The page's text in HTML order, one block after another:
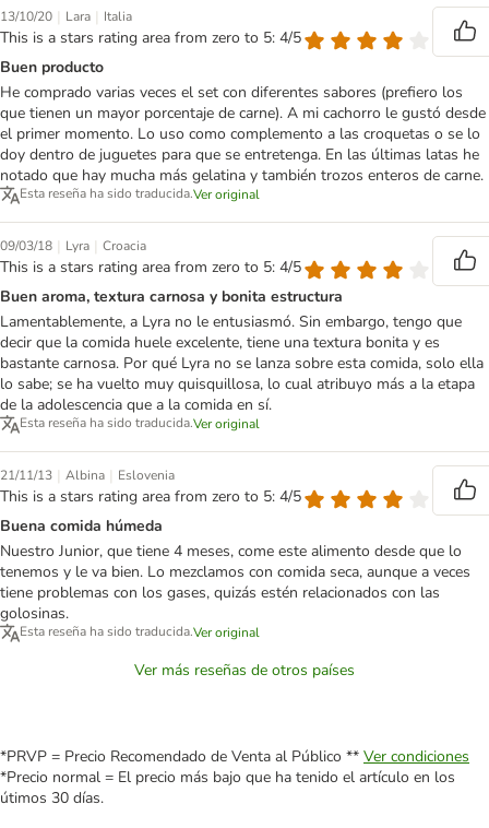
13/10/20 | Lara | Italia
This is a stars rating area from zero to 5: 4/5
Buen producto
He comprado varias veces el set con diferentes sabores (prefiero los
que tienen un mayor porcentaje de carne). A mi cachorro le gustó desde
el primer momento. Lo uso como complemento a las croquetas o se lo
doy dentro de juguetes para que se entretenga. En las últimas latas he
notado que hay mucha más gelatina y también trozos enteros de carne.
Esta reseña ha sido traducida.Ver original
09/03/18 | Lyra | Croacia
This is a stars rating area from zero to 5: 4/5
Buen aroma, textura carnosa y bonita estructura
Lamentablemente, a Lyra no le entusiasmó. Sin embargo, tengo que
decir que la comida huele excelente, tiene una textura bonita y es
bastante carnosa. Por qué Lyra no se lanza sobre esta comida, solo ella
lo sabe; se ha vuelto muy quisquillosa, lo cual atribuyo más a la etapa
de la adolescencia que a la comida en sí.
Esta reseña ha sido traducida.Ver original
21/11/13 | Albina | Eslovenia
This is a stars rating area from zero to 5: 4/5
Buena comida húmeda
Nuestro Junior, que tiene 4 meses, come este alimento desde que lo
tenemos y le va bien. Lo mezclamos con comida seca, aunque a veces
tiene problemas con los gases, quizás estén relacionados con las
golosinas.
Esta reseña ha sido traducida.Ver original
Ver más reseñas de otros países
*PRVP = Precio Recomendado de Venta al Público ** Ver condiciones
*Precio normal = El precio más bajo que ha tenido el artículo en los
útimos 30 días.